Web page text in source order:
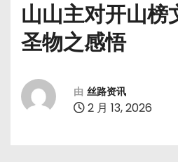
山山主对开山榜
圣物之感悟
由 丝路资讯
2 月 13, 2026